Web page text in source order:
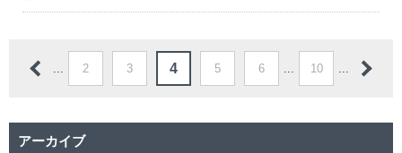
2 3 4 5 6 10
アーカイブ